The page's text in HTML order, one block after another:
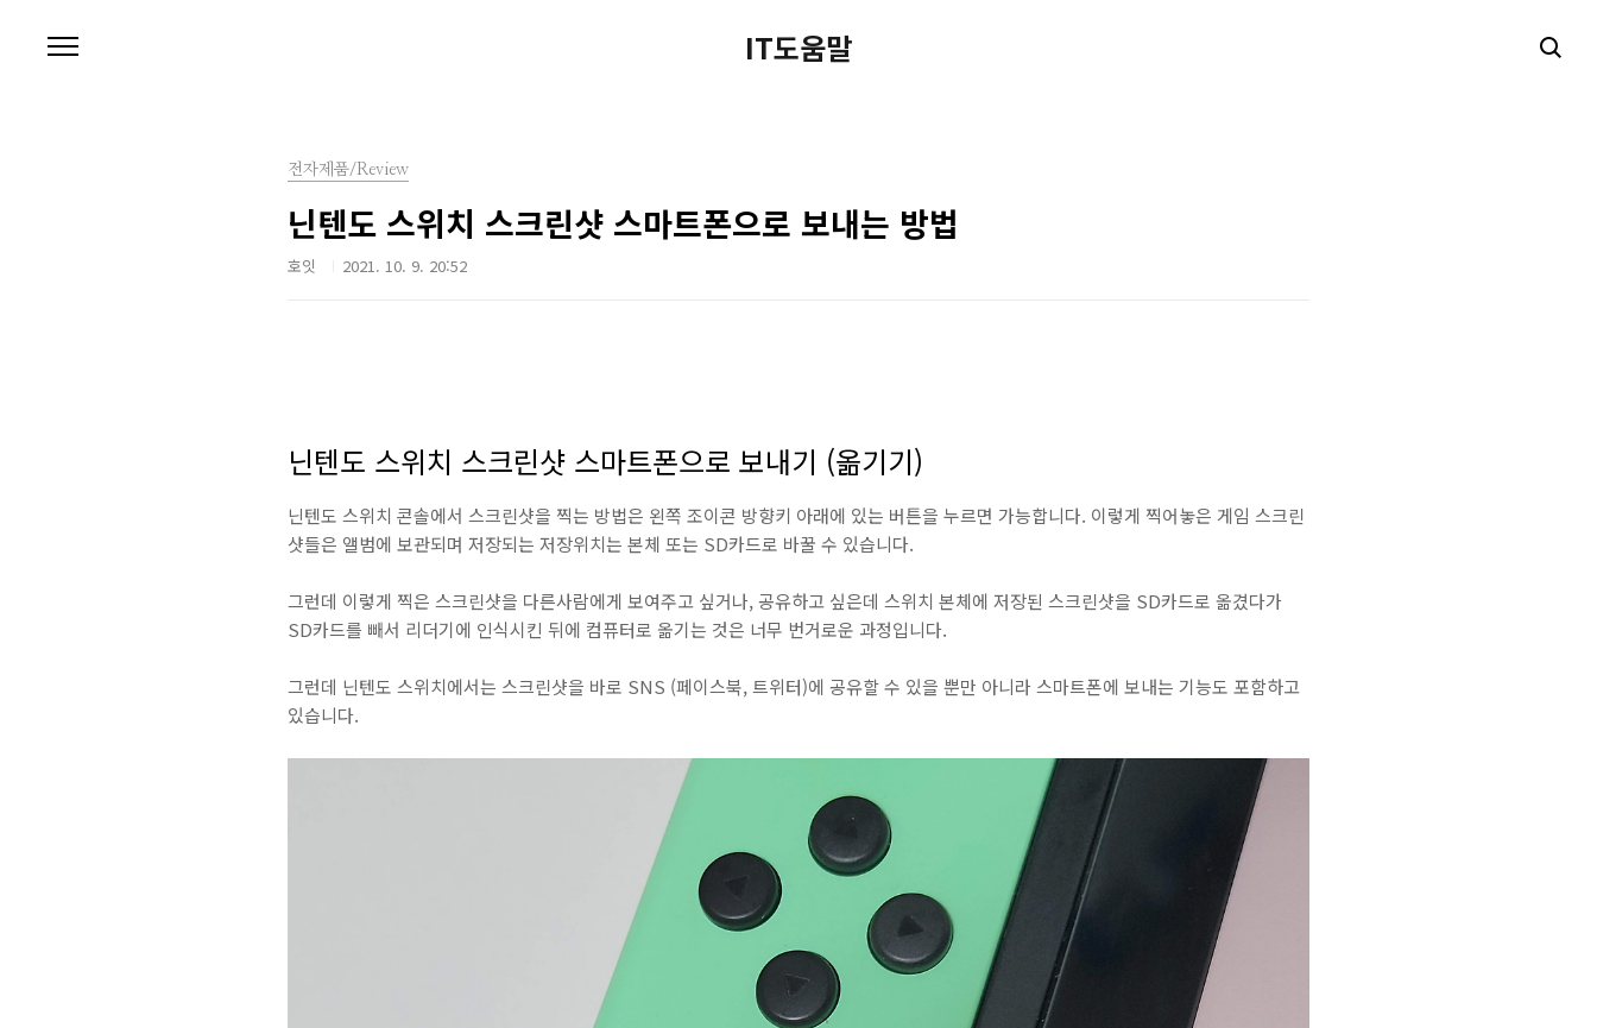
IT도움말
전자제품/Review
닌텐도 스위치 스크린샷 스마트폰으로 보내는 방법
호잇 2021. 10. 9. 20:52
닌텐도 스위치 스크린샷 스마트폰으로 보내기 (옮기기)
닌텐도 스위치 콘솔에서 스크린샷을 찍는 방법은 왼쪽 조이콘 방향키 아래에 있는 버튼을 누르면 가능합니다. 이렇게 찍어놓은 게임 스크린
샷들은 앨범에 보관되며 저장되는 저장위치는 본체 또는 SD카드로 바꿀 수 있습니다.
그런데 이렇게 찍은 스크린샷을 다른사람에게 보여주고 싶거나, 공유하고 싶은데 스위치 본체에 저장된 스크린샷을 SD카드로 옮겼다가
SD카드를 빼서 리더기에 인식시킨 뒤에 컴퓨터로 옮기는 것은 너무 번거로운 과정입니다.
그런데 닌텐도 스위치에서는 스크린샷을 바로 SNS (페이스북, 트위터)에 공유할 수 있을 뿐만 아니라 스마트폰에 보내는 기능도 포함하고
있습니다.